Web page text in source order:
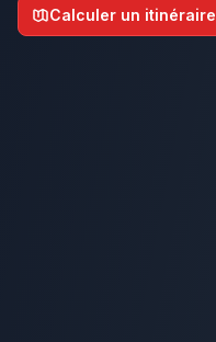
Calculer un itinéraire